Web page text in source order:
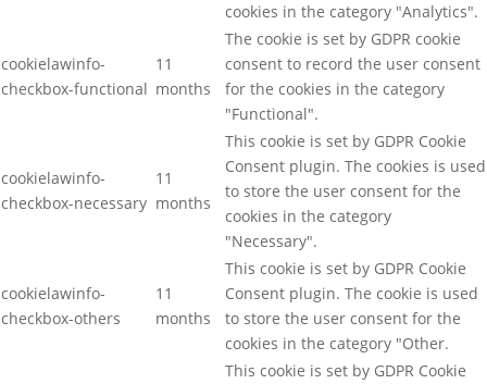
cookies in the category "Analytics".
cookielawinfo-
checkbox-functional
11
months
The cookie is set by GDPR cookie
consent to record the user consent
for the cookies in the category
"Functional".
cookielawinfo-
checkbox-necessary
11
months
This cookie is set by GDPR Cookie
Consent plugin. The cookies is used
to store the user consent for the
cookies in the category
"Necessary".
cookielawinfo-
checkbox-others
11
months
This cookie is set by GDPR Cookie
Consent plugin. The cookie is used
to store the user consent for the
cookies in the category "Other.
This cookie is set by GDPR Cookie